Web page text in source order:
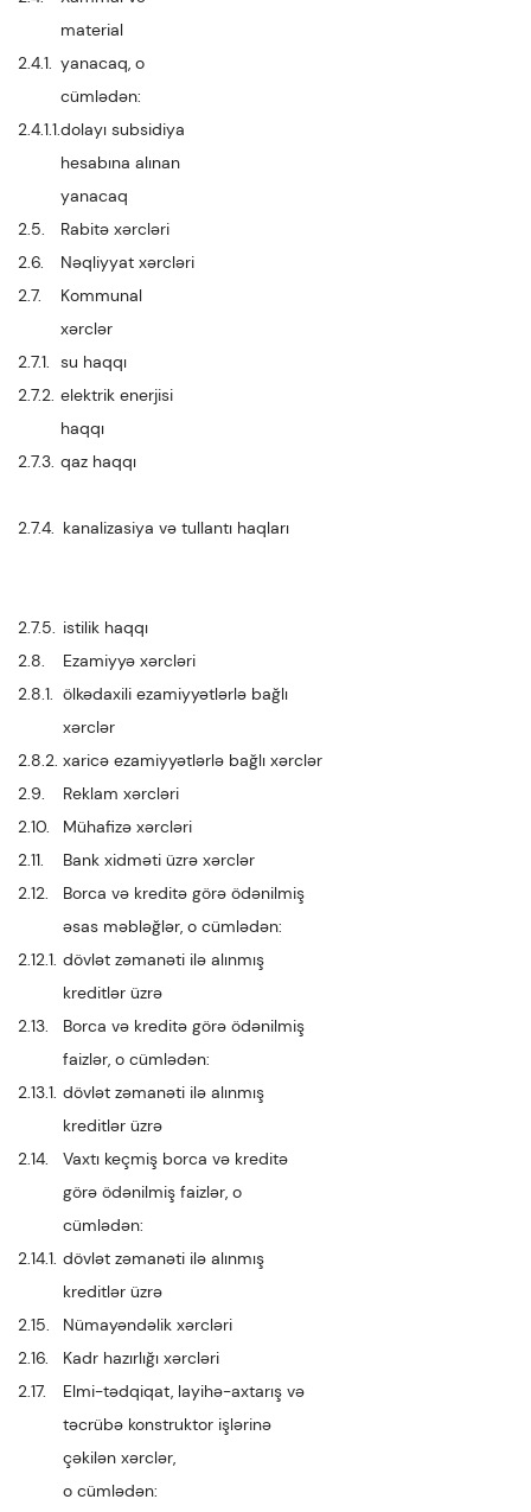
material
2.4.1. yanacaq, o
cümlədən:
2.4.1.1.dolayı subsidiya
hesabına alınan
yanacaq
2.5.
Rabitə xərcləri
2.6.
Nəqliyyat xərcləri
2.7.
Kommunal
xərclər
2.7.1. su haqqı
2.7.2. elektrik enerjisi
haqqı
2.7.3. qaz haqqı
2.7.4. kanalizasiya və tullantı haqları
2.7.5. istilik haqqı
2.8.
Ezamiyyə xərcləri
2.8.1. ölkədaxili ezamiyyətlərlə bağlı
xərclər
2.8.2. xaricə ezamiyyətlərlə bağlı xərclər
2.9.
Reklam xərcləri
2.10.
Mühafizə xərcləri
2.11.
Bank xidməti üzrə xərclər
2.12.
Borca və kreditə görə ödənilmiş
əsas məbləğlər, o cümlədən:
2.12.1. dövlət zəmanəti ilə alınmış
kreditlər üzrə
2.13.
Borca və kreditə görə ödənilmiş
faizlər, o cümlədən:
2.13.1. dövlət zəmanəti ilə alınmış
kreditlər üzrə
2.14.
Vaxtı keçmiş borca və kreditə
görə ödənilmiş faizlər, o
cümlədən:
2.14.1. dövlət zəmanəti ilə alınmış
kreditlər üzrə
2.15.
Nümayəndəlik xərcləri
2.16.
Kadr hazırlığı xərcləri
2.17.
Elmi-tədqiqat, layihə-axtarış və
təcrübə konstruktor işlərinə
çəkilən xərclər,
o cümlədən: